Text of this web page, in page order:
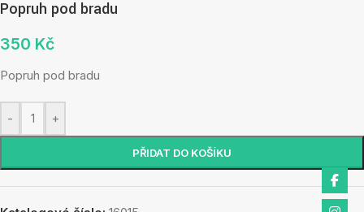
Popruh pod bradu
350 Kč
Popruh pod bradu
- +
PŘIDAT DO KOŠÍKU